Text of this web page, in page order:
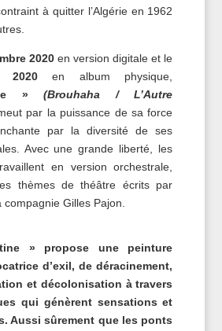
à quitter l’Algérie en 1962
2020en version digitale et le
2020en album physique,
»(Brouhaha / L’Autre
par la puissance de sa force
par la diversité de ses
Avec une grande liberté, les
en version orchestrale,
thèmes de théâtre écrits par
Gilles Pajon.
» propose une peinture
d’exil, de déracinement,
et décolonisation à travers
qui génèrent sensations et
Aussi sûrement que les ponts